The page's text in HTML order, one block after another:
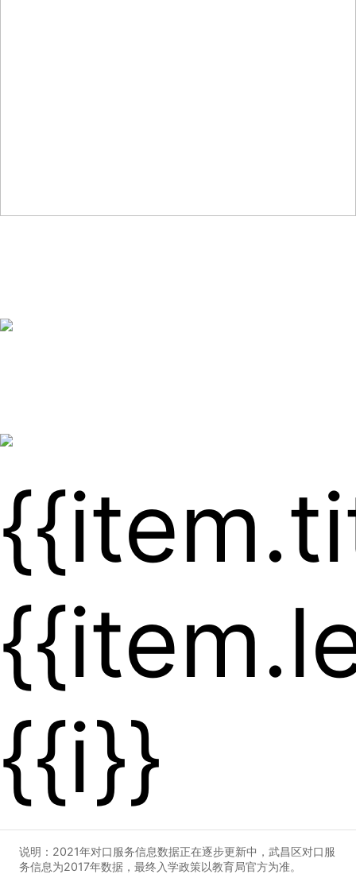
{{i}}
说明：2021年对口服务信息数据正在逐步更新中，武昌区对口服
务信息为2017年数据，最终入学政策以教育局官方为准。